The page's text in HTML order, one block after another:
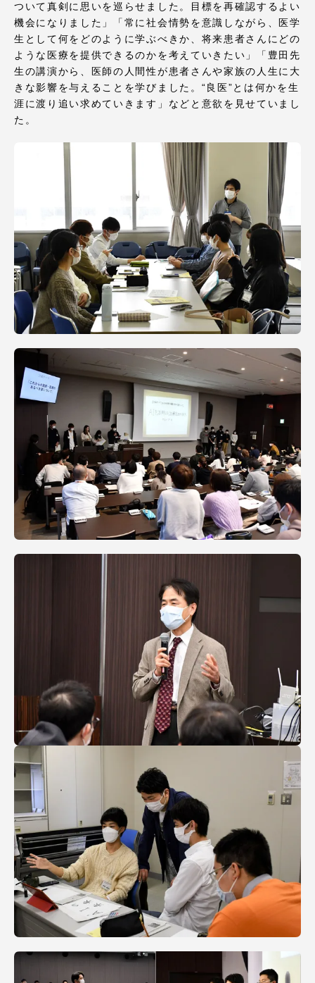
ついて真剣に思いを巡らせました。目標を再確認するよい
機会になりました」「常に社会情勢を意識しながら、医学
生として何をどのように学ぶべきか、将来患者さんにどの
ような医療を提供できるのかを考えていきたい」「豊田先
生の講演から、医師の人間性が患者さんや家族の人生に大
きな影響を与えることを学びました。“良医”とは何かを生
涯に渡り追い求めていきます」などと意欲を見せていまし
た。
TOKAIスポーツ
ニュースリリース
卒業にあたってのアンケート
認証評価
教育研究上の目的及び養成する人材像と３つの
資料請求 お問い合わせ
在学生・保護者向けポータル（TIPS） 本学教職員向け情報
中文